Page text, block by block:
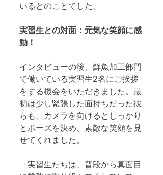
いるとのことでした。
実習生との対面：元気な笑顔に感
動！
インタビューの後、鮮魚加工部門
で働いている実習生2名にご挨拶
をする機会をいただきました。最
初は少し緊張した面持ちだった彼
らも、カメラを向けるとしっかり
とポーズを決め、素敵な笑顔を見
せてくれました。
「実習生たちは、普段から真面目